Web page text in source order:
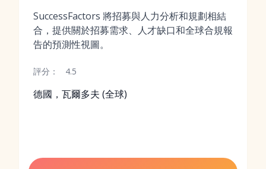
SuccessFactors 將招募與人力分析和規劃相結
合，提供關於招募需求、人才缺口和全球合規報
告的預測性視圖。
評分： 4.5
德國，瓦爾多夫 (全球)